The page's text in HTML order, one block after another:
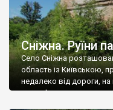
Сніжна. Руїни
Село Сніжна
область із Київською,
недалеко від дороги, на
рельєфне пано, яке